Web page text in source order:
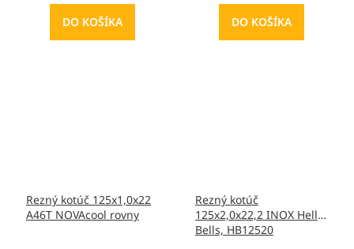
DO KOŠÍKA DO KOŠÍKA
Rezný kotúč 125x1,0x22
A46T NOVAcool rovny
Rezný kotúč
125x2,0x22,2 INOX Hells
Bells, HB12520